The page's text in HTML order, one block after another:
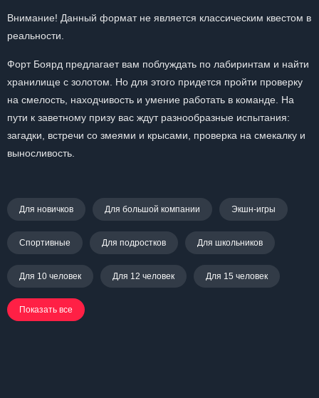
Внимание! Данный формат не является классическим квестом в
реальности.
Форт Боярд предлагает вам поблуждать по лабиринтам и найти
хранилище с золотом. Но для этого придется пройти проверку
на смелость, находчивость и умение работать в команде. На
пути к заветному призу вас ждут разнообразные испытания:
загадки, встречи со змеями и крысами, проверка на смекалку и
выносливость.
Для новичков Для большой компании Экшн-игры
Спортивные Для подростков Для школьников
Для 10 человек Для 12 человек Для 15 человек
Показать все